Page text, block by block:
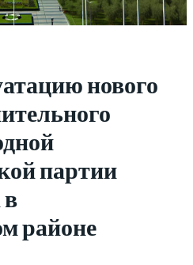
нового
партии
районе